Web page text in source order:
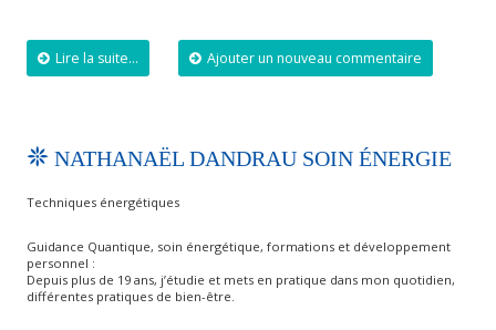
Lire la suite... Ajouter un nouveau commentaire
NATHANAËL DANDRAU SOIN ÉNERGIE
Techniques énergétiques
Guidance Quantique, soin énergétique, formations et développement
personnel :
Depuis plus de 19 ans, j’étudie et mets en pratique dans mon quotidien,
différentes pratiques de bien-être.